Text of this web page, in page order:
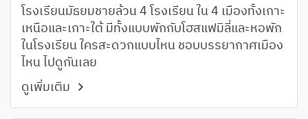
โรงเรียนมัธยมชายล้วน 4 โรงเรียน ใน 4 เมืองทั้งเกาะ
เหนือและเกาะใต้ มีทั้งแบบพักกับโฮสแฟมิลี่และหอพัก
ในโรงเรียน ใครสะดวกแบบไหน ชอบบรรยากาศเมือง
ไหน ไปดูกันเลย
ดูเพิ่มเติม